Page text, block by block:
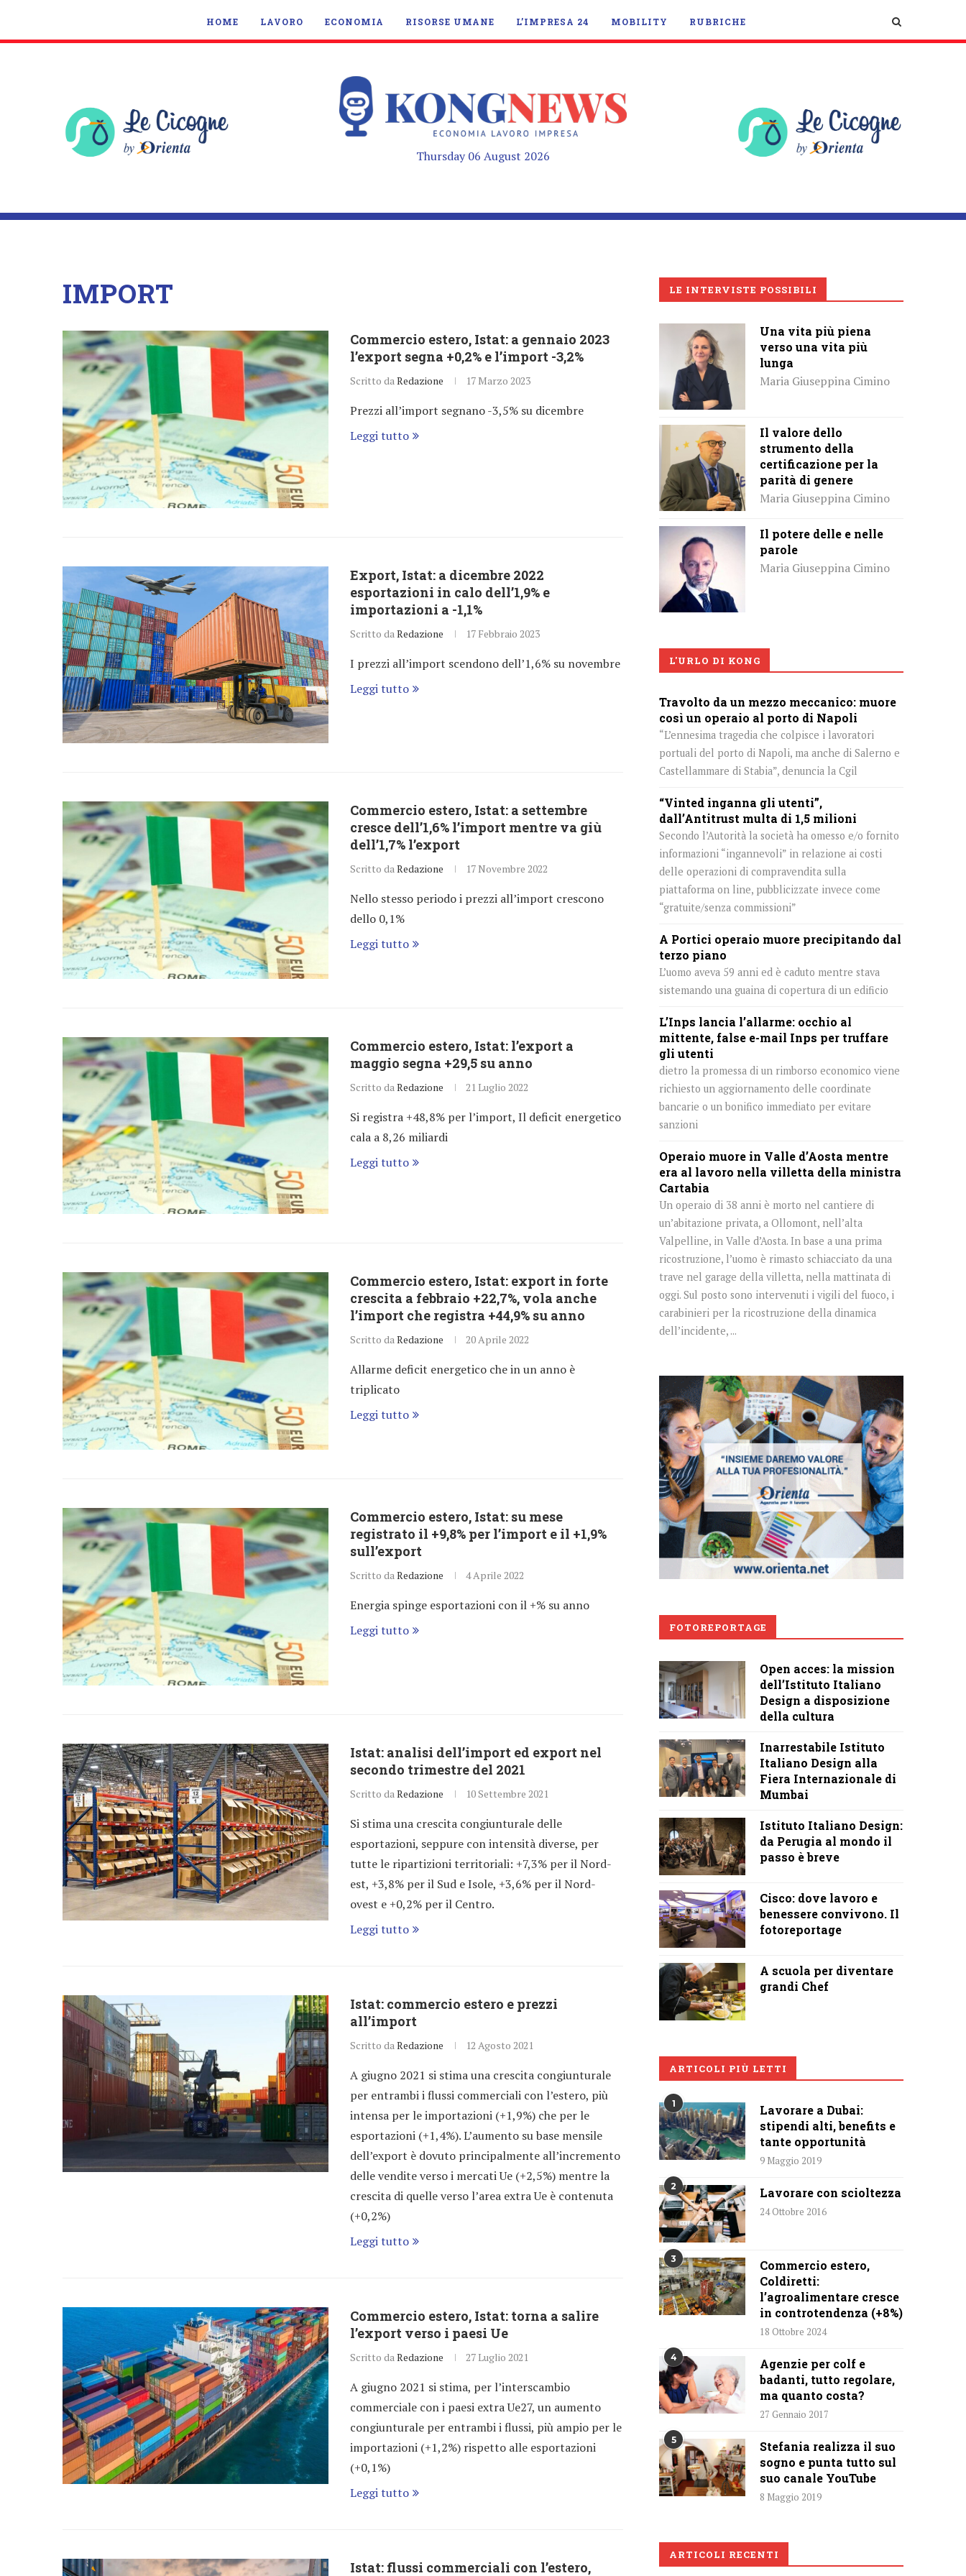
HOME LAVORO ECONOMIA RISORSE UMANE L’IMPRESA 24 MOBILITY RUBRICHE
Thursday 06 August 2026
IMPORT
Commercio estero, Istat: a gennaio 2023
l’export segna +0,2% e l’import -3,2%
Scritto daRedazione 17 Marzo 2023
Prezzi all’import segnano -3,5% su dicembre
Leggi tutto
Export, Istat: a dicembre 2022
esportazioni in calo dell’1,9% e
importazioni a -1,1%
Scritto da Redazione 17 Febbraio 2023
I prezzi all’import scendono dell’1,6% su novembre
Leggi tutto
Commercio estero, Istat: a settembre
cresce dell’1,6% l’import mentre va giù
dell’1,7% l’export
Scritto daRedazione 17 Novembre 2022
Nello stesso periodo i prezzi all’import crescono
dello 0,1%
Leggi tutto
Commercio estero, Istat: l’export a
maggio segna +29,5 su anno
Scritto daRedazione 21 Luglio 2022
Si registra +48,8% per l’import, Il deficit energetico
cala a 8,26 miliardi
Leggi tutto
Commercio estero, Istat: export in forte
crescita a febbraio +22,7%, vola anche
l’import che registra +44,9% su anno
Scritto daRedazione 20 Aprile 2022
Allarme deficit energetico che in un anno è
triplicato
Leggi tutto
Commercio estero, Istat: su mese
registrato il +9,8% per l’import e il +1,9%
sull’export
Scritto daRedazione 4 Aprile 2022
Energia spinge esportazioni con il +% su anno
Leggi tutto
Istat: analisi dell’import ed export nel
secondo trimestre del 2021
Scritto da Redazione 10 Settembre 2021
Si stima una crescita congiunturale delle
esportazioni, seppure con intensità diverse, per
tutte le ripartizioni territoriali: +7,3% per il Nord-
est, +3,8% per il Sud e Isole, +3,6% per il Nord-
ovest e +0,2% per il Centro.
Leggi tutto
Istat: commercio estero e prezzi
all’import
Scritto da Redazione 12 Agosto 2021
A giugno 2021 si stima una crescita congiunturale
per entrambi i flussi commerciali con l’estero, più
intensa per le importazioni (+1,9%) che per le
esportazioni (+1,4%). L’aumento su base mensile
dell’export è dovuto principalmente all’incremento
delle vendite verso i mercati Ue (+2,5%) mentre la
crescita di quelle verso l’area extra Ue è contenuta
(+0,2%)
Leggi tutto
Commercio estero, Istat: torna a salire
l’export verso i paesi Ue
Scritto da Redazione 27 Luglio 2021
A giugno 2021 si stima, per l’interscambio
commerciale con i paesi extra Ue27, un aumento
congiunturale per entrambi i flussi, più ampio per le
importazioni (+1,2%) rispetto alle esportazioni
(+0,1%)
Leggi tutto
Istat: flussi commerciali con l’estero,
LE INTERVISTE POSSIBILI
Una vita più piena
verso una vita più
lunga
Maria Giuseppina Cimino
Il valore dello
strumento della
certificazione per la
parità di genere
Maria Giuseppina Cimino
Il potere delle e nelle
parole
Maria Giuseppina Cimino
L'URLO DI KONG
Travolto da un mezzo meccanico: muore
così un operaio al porto di Napoli
“L’ennesima tragedia che colpisce i lavoratori
portuali del porto di Napoli, ma anche di Salerno e
Castellammare di Stabia”, denuncia la Cgil
“Vinted inganna gli utenti”,
dall’Antitrust multa di 1,5 milioni
Secondo l’Autorità la società ha omesso e/o fornito
informazioni “ingannevoli” in relazione ai costi
delle operazioni di compravendita sulla
piattaforma on line, pubblicizzate invece come
“gratuite/senza commissioni”
A Portici operaio muore precipitando dal
terzo piano
L’uomo aveva 59 anni ed è caduto mentre stava
sistemando una guaina di copertura di un edificio
L’Inps lancia l’allarme: occhio al
mittente, false e-mail Inps per truffare
gli utenti
dietro la promessa di un rimborso economico viene
richiesto un aggiornamento delle coordinate
bancarie o un bonifico immediato per evitare
sanzioni
Operaio muore in Valle d’Aosta mentre
era al lavoro nella villetta della ministra
Cartabia
Un operaio di 38 anni è morto nel cantiere di
un’abitazione privata, a Ollomont, nell’alta
Valpelline, in Valle d’Aosta. In base a una prima
ricostruzione, l’uomo è rimasto schiacciato da una
trave nel garage della villetta, nella mattinata di
oggi. Sul posto sono intervenuti i vigili del fuoco, i
carabinieri per la ricostruzione della dinamica
dell’incidente, ...
FOTOREPORTAGE
Open acces: la mission
dell’Istituto Italiano
Design a disposizione
della cultura
Inarrestabile Istituto
Italiano Design alla
Fiera Internazionale di
Mumbai
Istituto Italiano Design:
da Perugia al mondo il
passo è breve
Cisco: dove lavoro e
benessere convivono. Il
fotoreportage
A scuola per diventare
grandi Chef
ARTICOLI PIÙ LETTI
1
Lavorare a Dubai:
stipendi alti, benefits e
tante opportunità
9 Maggio 2019
2 Lavorare con scioltezza
24 Ottobre 2016
3
Commercio estero,
Coldiretti:
l’agroalimentare cresce
in controtendenza (+8%)
18 Ottobre 2024
4
Agenzie per colf e
badanti, tutto regolare,
ma quanto costa?
27 Gennaio 2017
5
Stefania realizza il suo
sogno e punta tutto sul
suo canale YouTube
8 Maggio 2019
ARTICOLI RECENTI